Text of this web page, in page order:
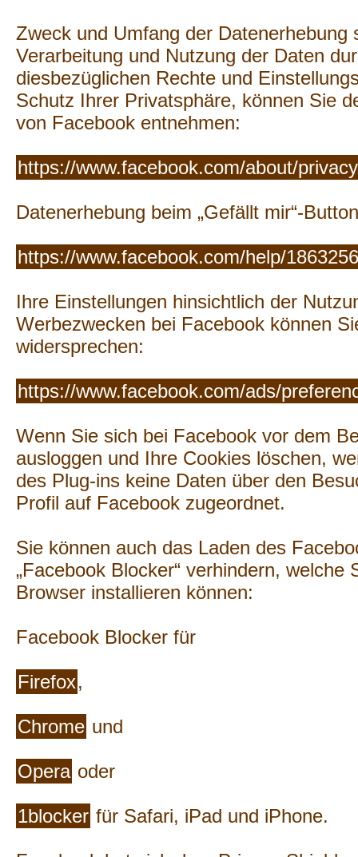
Zweck und Umfang der Datenerhebung
Verarbeitung und Nutzung der Daten
diesbezüglichen Rechte und
Schutz Ihrer Privatsphäre, können Sie
von Facebook entnehmen:
https://www.facebook.com/about/
Datenerhebung beim „Gefällt mir“-
https://www.facebook.com/help/
Ihre Einstellungen hinsichtlich der
Werbezwecken bei Facebook können
widersprechen:
https://www.facebook.com/ads/
Wenn Sie sich bei Facebook vor dem
ausloggen und Ihre Cookies löschen,
des Plug-ins keine Daten über den
Profil auf Facebook zugeordnet.
Sie können auch das Laden des
„Facebook Blocker“ verhindern, welche
Browser installieren können:
Facebook Blocker für
Firefox,
Chrome und
Opera oder
1blocker für Safari, iPad und iPhone.